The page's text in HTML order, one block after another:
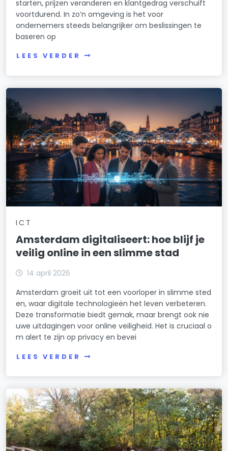
starten, prijzen veranderen en klantgedrag verschuift
voortdurend. In zo’n omgeving is het voor
ondernemers steeds belangrijker om beslissingen te
baseren op
LEES VERDER
ICT
Amsterdam digitaliseert: hoe blijf je
veilig online in een slimme stad
14 april 2026
Amsterdam groeit uit tot een voorloper in slimme sted
en, waar digitale technologieën het leven verbeteren.
Deze transformatie biedt gemak, maar brengt ook nie
uwe uitdagingen voor online veiligheid. Het is cruciaal o
m alert te zijn op privacy en bevei
LEES VERDER